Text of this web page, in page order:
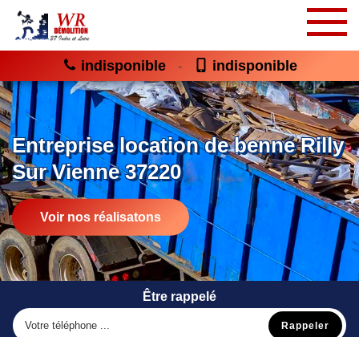
indisponible - indisponible
Entreprise location de benne Rilly
Sur Vienne 37220
Voir nos réalisatons
Être rappelé